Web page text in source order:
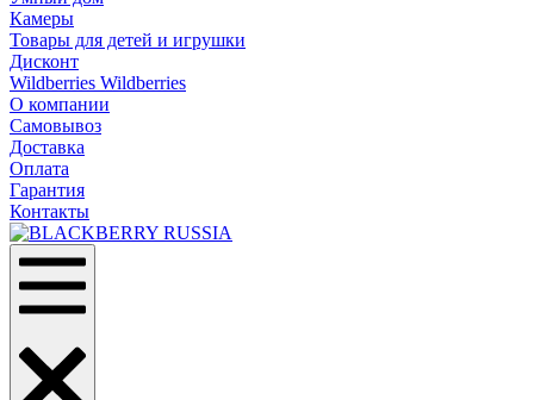
Камеры
Товары для детей и игрушки
Дисконт
Wildberries Wildberries
О компании
Самовывоз
Доставка
Оплата
Гарантия
Контакты